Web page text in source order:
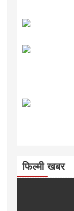
फिल्मी खबर